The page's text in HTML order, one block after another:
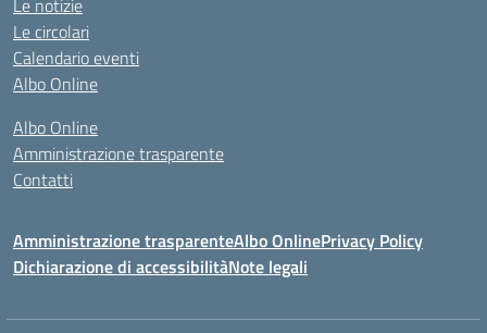
Le notizie
Le circolari
Calendario eventi
Albo Online
Albo Online
Amministrazione trasparente
Contatti
Amministrazione trasparenteAlbo OnlinePrivacy Policy
Dichiarazione di accessibilitàNote legali